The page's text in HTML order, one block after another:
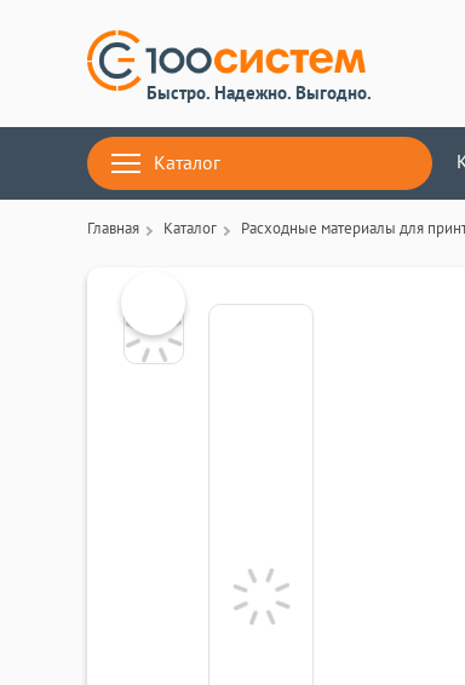
Быстро. Надежно. Выгодно.
Каталог
Главная Каталог Расходные материалы для